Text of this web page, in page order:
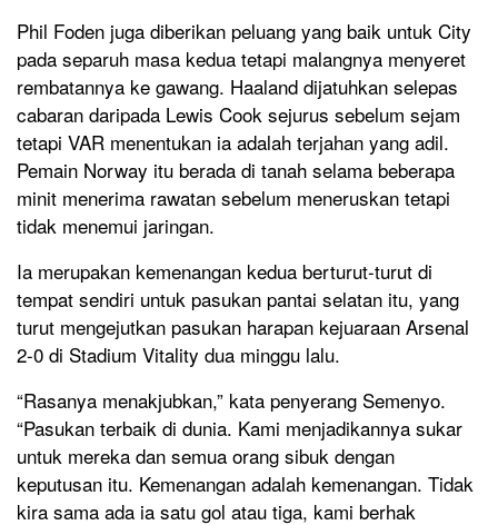
Phil Foden juga diberikan peluang yang baik untuk City
pada separuh masa kedua tetapi malangnya menyeret
rembatannya ke gawang. Haaland dijatuhkan selepas
cabaran daripada Lewis Cook sejurus sebelum sejam
tetapi VAR menentukan ia adalah terjahan yang adil.
Pemain Norway itu berada di tanah selama beberapa
minit menerima rawatan sebelum meneruskan tetapi
tidak menemui jaringan.
Ia merupakan kemenangan kedua berturut-turut di
tempat sendiri untuk pasukan pantai selatan itu, yang
turut mengejutkan pasukan harapan kejuaraan Arsenal
2-0 di Stadium Vitality dua minggu lalu.
“Rasanya menakjubkan,” kata penyerang Semenyo.
“Pasukan terbaik di dunia. Kami menjadikannya sukar
untuk mereka dan semua orang sibuk dengan
keputusan itu. Kemenangan adalah kemenangan. Tidak
kira sama ada ia satu gol atau tiga, kami berhak